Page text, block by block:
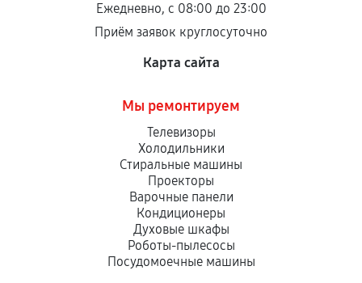
Ежедневно, с 08:00 до 23:00
Приём заявок круглосуточно
Карта сайта
Мы ремонтируем
Телевизоры
Холодильники
Стиральные машины
Проекторы
Варочные панели
Кондиционеры
Духовые шкафы
Роботы-пылесосы
Посудомоечные машины